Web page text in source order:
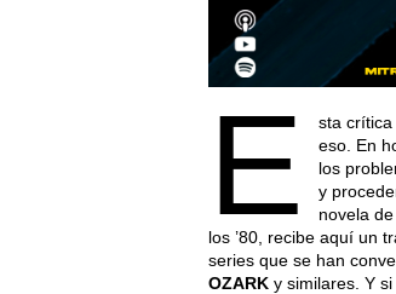
E
sta
eso. En
los
y
novela
los ’80, recibe aquí un
series que se han
OZARK y similares. Y